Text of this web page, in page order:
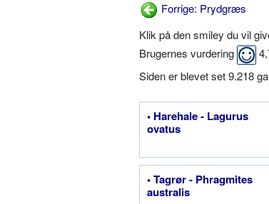
Forrige: Prydgræs
Klik på den smiley du vil
Brugernes vurdering
Siden er blevet set 9.218
• Harehale - Lagurus
ovatus
• Tagrør - Phragmites
australis